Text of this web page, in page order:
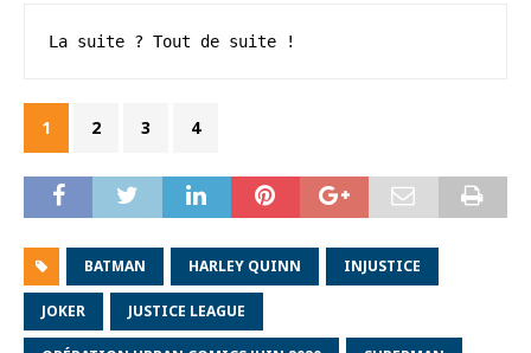
La suite ? Tout de suite !
1 2 3 4
BATMAN HARLEY QUINN INJUSTICE
JOKER JUSTICE LEAGUE